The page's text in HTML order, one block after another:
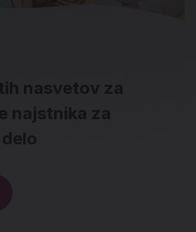
nasvetov za
najstnika za